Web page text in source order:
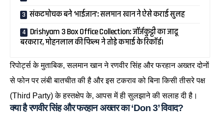
संकटमोचक बने ‘भाईजान’: सलमान खान ने ऐसे कराई सुलह
Drishyam 3 Box Office Collection: जॉर्जकुट्टी का जादू
बरकरार, मोहनलाल की फिल्म ने तोड़े कमाई के रिकॉर्ड।
रिपोर्ट्स के मुताबिक, सलमान खान ने रणवीर सिंह और फरहान अख्तर दोनों
से फोन पर लंबी बातचीत की है और इस टकराव को बिना किसी तीसरे पक्ष
(Third Party) के हस्तक्षेप के, आपस में ही सुलझाने की सलाह दी है।
क्या है रणवीर सिंह और फरहान अख्तर का ‘Don 3’ विवाद?